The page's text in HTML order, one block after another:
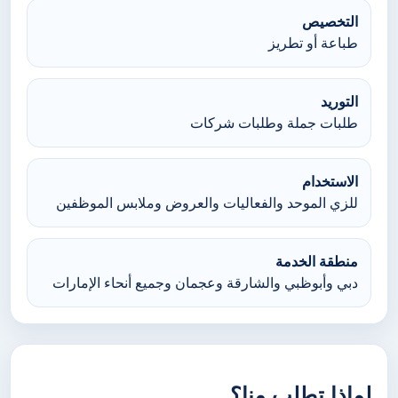
التخصيص
طباعة أو تطريز
التوريد
طلبات جملة وطلبات شركات
الاستخدام
للزي الموحد والفعاليات والعروض وملابس الموظفين
منطقة الخدمة
دبي وأبوظبي والشارقة وعجمان وجميع أنحاء الإمارات